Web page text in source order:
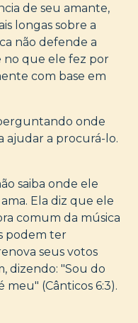
de seu amante,
longas sobre a
não defende a
no que ele fez por
com base em
onde
ajudar a procurá-lo.
saiba onde ele
Ela diz que ele
comum da música
podem ter
seus votos
dizendo: "Sou do
(Cânticos 6:3).